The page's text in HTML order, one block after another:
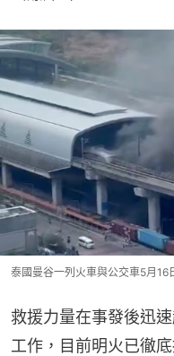
泰國曼谷一列火車與公交車5月16
救援力量在事發後迅
工作，目前明火已徹